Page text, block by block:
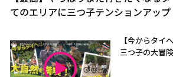
てのエリアに三つ子テンションアップ
【今からタイ
三つ子の大冒